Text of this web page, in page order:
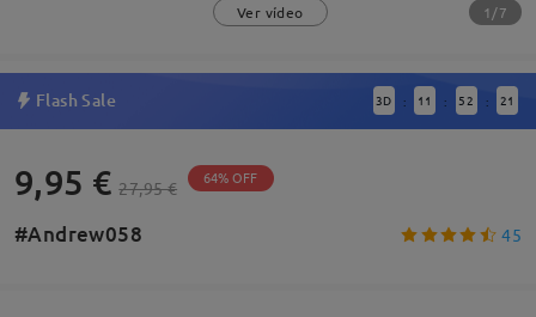
Ver vídeo 1/7
Flash Sale 3D : 11 : 52 : 20
9,95 € 27,95 € 64% OFF
#Andrew058 45